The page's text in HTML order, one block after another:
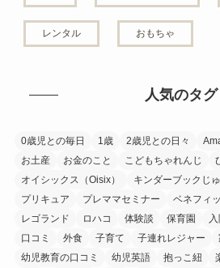
レンタル おもちゃ
人気のタグ
0歳児との毎日 1歳 2歳児との日々
お土産
お金のこと こどもちゃれんじ
オイシックス（Oisix）
キンダーブックじ
プリキュア
プレママセミナー ベネフィ
レゴランド
ロハコ 体験談 保育園
口コミ
外食 子育て 子連れレジャー
幼児教育の口コミ
幼児英語 抱っこ紐